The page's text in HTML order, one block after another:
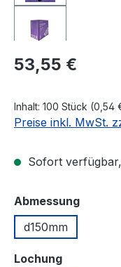
Regulärer Preis:
53,55 €
Inhalt: 100 Stück (0,54
Preise inkl. MwSt.
Sofort
Abmessung
d150mm
Lochungauswählen